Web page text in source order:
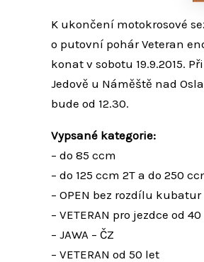
K ukončení motokrosové
o putovní pohár Veteran
konat v sobotu 19.9.2015.
Jedově u Náměště nad
bude od 12.30.
Vypsané kategorie:
– do 85 ccm
– do 125 ccm 2T a do 250
– OPEN bez rozdílu
– VETERAN pro jezdce od
– JAWA – ČZ
– VETERAN od 50 let